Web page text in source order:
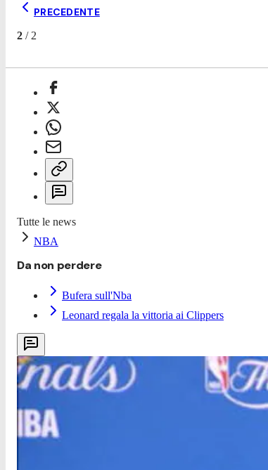
PRECEDENTE
2 / 2
Tutte le news
NBA
Da non perdere
Bufera sull'Nba
Leonard regala la vittoria ai Clippers